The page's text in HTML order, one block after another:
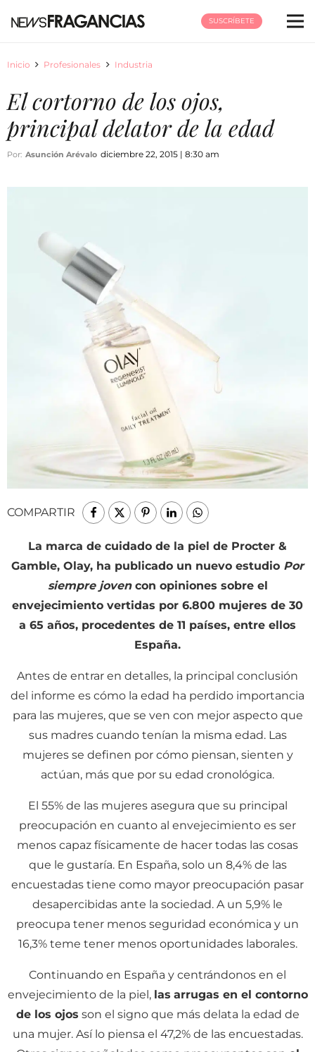
SUSCRÍBETE
Inicio Profesionales Industria
El cortorno de los ojos,
principal delator de la edad
Por: Asunción Arévalo diciembre 22, 2015 | 8:30 am
COMPARTIR
La marca de cuidado de la piel de Procter &
Gamble, Olay, ha publicado un nuevo estudio Por
siempre jovencon opiniones sobre el
envejecimiento vertidas por 6.800 mujeres de 30
a 65 años, procedentes de 11 países, entre ellos
España.
Antes de entrar en detalles, la principal conclusión
del informe es cómo la edad ha perdido importancia
para las mujeres, que se ven con mejor aspecto que
sus madres cuando tenían la misma edad. Las
mujeres se definen por cómo piensan, sienten y
actúan, más que por su edad cronológica.
El 55% de las mujeres asegura que su principal
preocupación en cuanto al envejecimiento es ser
menos capaz físicamente de hacer todas las cosas
que le gustaría. En España, solo un 8,4% de las
encuestadas tiene como mayor preocupación pasar
desapercibidas ante la sociedad. A un 5,9% le
preocupa tener menos seguridad económica y un
16,3% teme tener menos oportunidades laborales.
Continuando en España y centrándonos en el
envejecimiento de la piel, las arrugas en el contorno
de los ojos son el signo que más delata la edad de
una mujer. Así lo piensa el 47,2% de las encuestadas.